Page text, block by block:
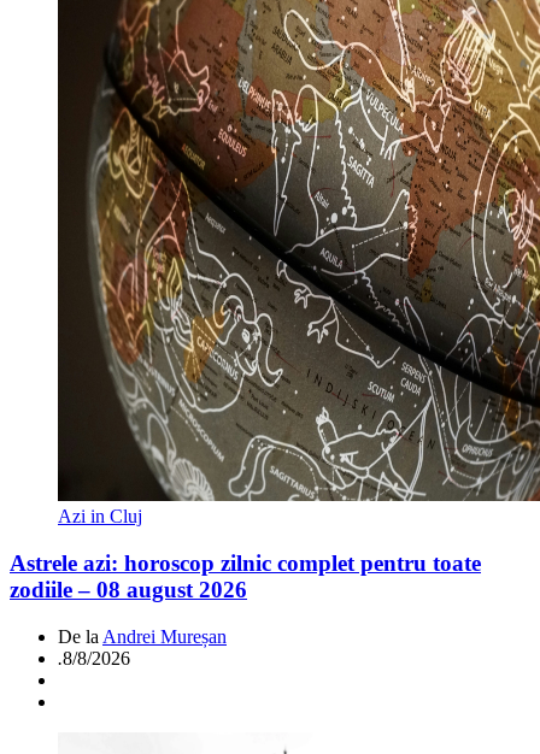
Azi in Cluj
Astrele azi: horoscop zilnic complet pentru toate
zodiile – 08 august 2026
De la Andrei Mureșan
.8/8/2026